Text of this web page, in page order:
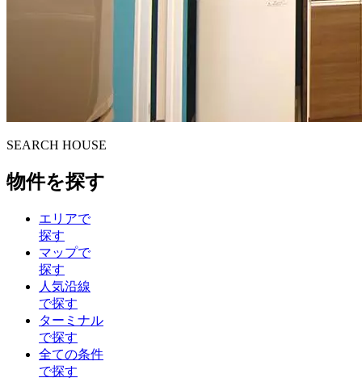
SEARCH HOUSE
物件を探す
エリアで
探す
マップで
探す
人気沿線
で探す
ターミナル
で探す
全ての条件
で探す